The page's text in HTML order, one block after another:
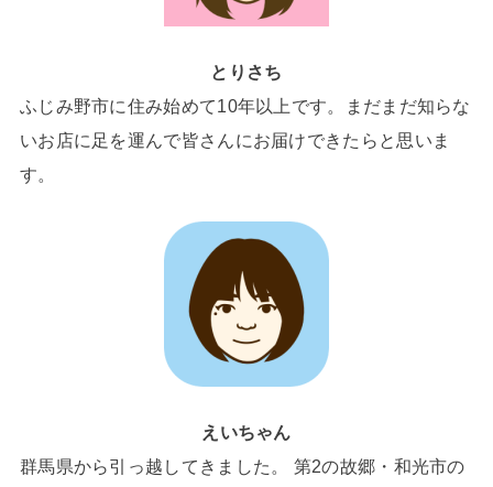
とりさち
ふじみ野市に住み始めて10年以上です。まだまだ知らな
いお店に足を運んで皆さんにお届けできたらと思いま
す。
えいちゃん
群馬県から引っ越してきました。 第2の故郷・和光市の